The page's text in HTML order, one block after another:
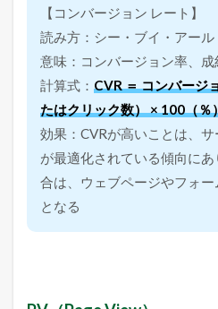
3.10
U
U
U
n
i
q
u
U
s
e
r
【コンバージョン レート】
読み方：シー・ブイ・アール
意味：コンバージョン率、成
計算式：CVR ＝ コンバージ
たはクリック数） × 100（％
効果：CVRが高いことは、
が最適化されている傾向に
合は、ウェブページやフォ
となる